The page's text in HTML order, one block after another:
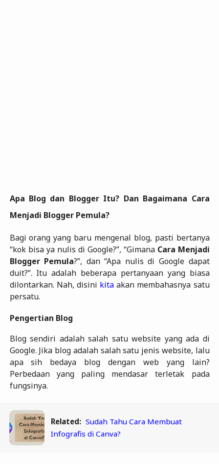
Apa Blog dan Blogger Itu? Dan Bagaimana Cara
Menjadi Blogger Pemula?
Bagi orang yang baru mengenal blog, pasti bertanya
“kok bisa ya nulis di Google?”, “Gimana Cara Menjadi
Blogger Pemula?”, dan “Apa nulis di Google dapat
duit?”. Itu adalah beberapa pertanyaan yang biasa
dilontarkan. Nah, disini kita akan membahasnya satu
persatu.
Pengertian Blog
Blog sendiri adalah salah satu website yang ada di
Google. Jika blog adalah salah satu jenis website, lalu
apa sih bedaya blog dengan web yang lain?
Perbedaan yang paling mendasar terletak pada
fungsinya.
Related: Sudah Tahu Cara Membuat
Infografis di Canva?